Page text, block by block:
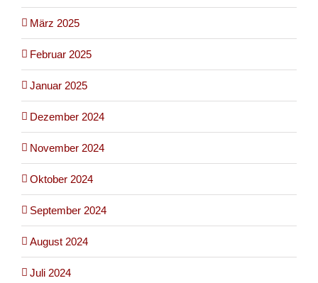
März 2025
Februar 2025
Januar 2025
Dezember 2024
November 2024
Oktober 2024
September 2024
August 2024
Juli 2024